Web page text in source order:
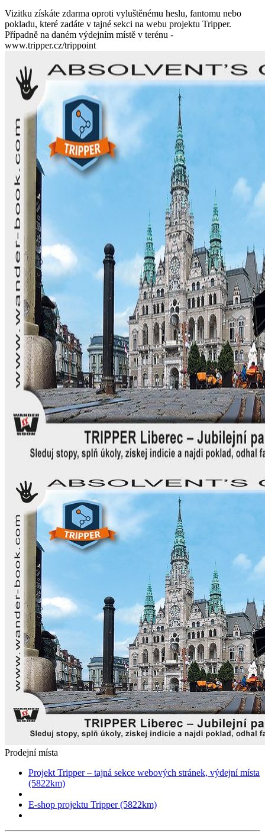
Vizitku získáte zdarma oproti vyluštěnému heslu, fantomu nebo
pokladu, které zadáte v tajné sekci na webu projektu Tripper.
Případně na daném výdejním místě v terénu -
www.tripper.cz/trippoint
Prodejní místa
Projekt Tripper – tajná sekce webových stránek, výdejní místa
(5822km)
E-shop projektu Tripper (5822km)